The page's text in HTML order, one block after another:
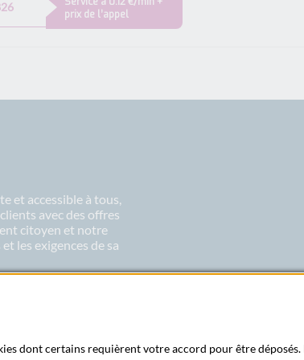
prix de l’appel
et accessible à tous,
avec des offres
citoyen et notre
les exigences de sa
dont certains requièrent votre accord pour être déposés.